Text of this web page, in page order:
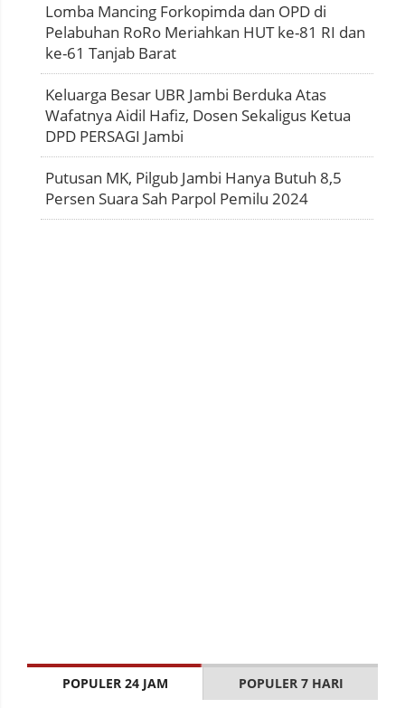
Lomba Mancing Forkopimda dan OPD di
Pelabuhan RoRo Meriahkan HUT ke-81 RI dan
ke-61 Tanjab Barat
Keluarga Besar UBR Jambi Berduka Atas
Wafatnya Aidil Hafiz, Dosen Sekaligus Ketua
DPD PERSAGI Jambi
Putusan MK, Pilgub Jambi Hanya Butuh 8,5
Persen Suara Sah Parpol Pemilu 2024
POPULER 24 JAM POPULER 7 HARI